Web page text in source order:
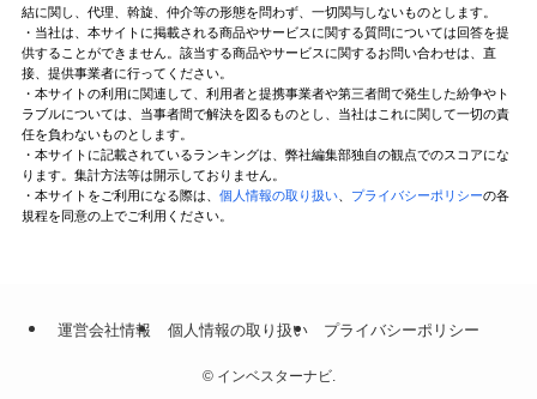
結に関し、代理、斡旋、仲介等の形態を問わず、一切関与しないものとします。
・当社は、本サイトに掲載される商品やサービスに関する質問については回答を提
供することができません。該当する商品やサービスに関するお問い合わせは、直
接、提供事業者に行ってください。
・本サイトの利用に関連して、利用者と提携事業者や第三者間で発生した紛争やト
ラブルについては、当事者間で解決を図るものとし、当社はこれに関して一切の責
任を負わないものとします。
・本サイトに記載されているランキングは、弊社編集部独自の観点でのスコアにな
ります。集計方法等は開示しておりません。
・本サイトをご利用になる際は、 個人情報の取り扱い、 プライバシーポリシーの各
規程を同意の上でご利用ください。
運営会社情報 個人情報の取り扱い プライバシーポリシー
©インベスターナビ.